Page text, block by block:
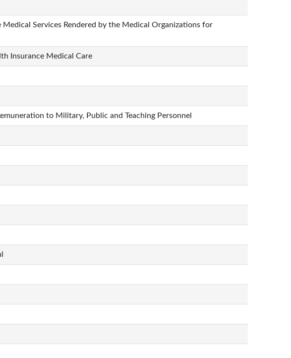
Services Rendered by the Medical Organizations for
Insurance Medical Care
to Military, Public and Teaching Personnel